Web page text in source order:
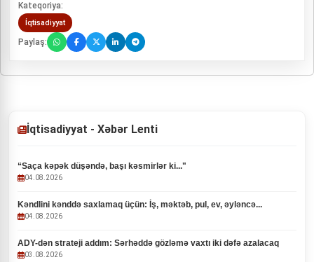
Kateqoriya:
İqtisadiyyat
Paylaş:
İqtisadiyyat - Xəbər Lenti
“Saça kəpək düşəndə, başı kəsmirlər ki..."
04.08.2026
Kəndlini kənddə saxlamaq üçün: İş, məktəb, pul, ev, əyləncə...
04.08.2026
ADY-dən strateji addım: Sərhəddə gözləmə vaxtı iki dəfə azalacaq
03.08.2026